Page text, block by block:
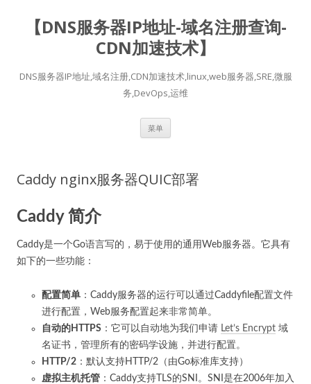
【DNS服务器IP地址-域名注册查询-
CDN加速技术】
DNS服务器IP地址,域名注册,CDN加速技术,linux,web服务器,SRE,微服
务,DevOps,运维
菜单
Caddy nginx服务器QUIC部署
Caddy 简介
Caddy是一个Go语言写的，易于使用的通用Web服务器。它具有
如下的一些功能：
配置简单 ：Caddy服务器的运行可以通过Caddyfile配置文件
进行配置，Web服务配置起来非常简单。
自动的HTTPS ：它可以自动地为我们申请 Let’s Encrypt 域
名证书，管理所有的密码学设施，并进行配置。
HTTP/2 ：默认支持HTTP/2（由Go标准库支持）
虚拟主机托管 ：Caddy支持TLS的SNI。SNI是在2006年加入